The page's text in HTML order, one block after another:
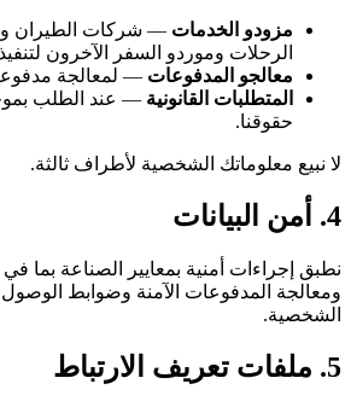
مزودو الخدمات — شركات الطيران
الرحلات وموردو السفر الآخرون
معالجو المدفوعات — لمعالجة
المتطلبات القانونية — عند الطلب
حقوقنا.
لا نبيع معلوماتك الشخصية لأطراف ثالثة.
4. أمن البيانات
ومعالجة المدفوعات الآمنة وضوابط الوصول
الشخصية.
5. ملفات تعريف الارتباط